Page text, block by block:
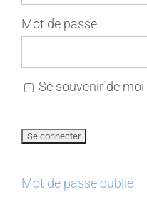
Mot de passe
Se souvenir de moi
Mot de passe oublié